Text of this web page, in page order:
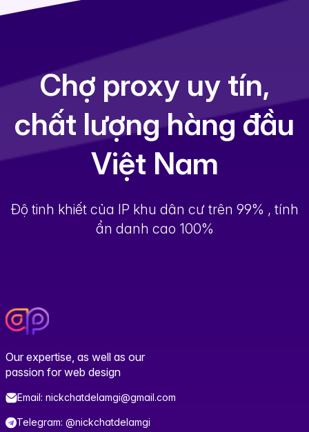
Chợ proxy uy tín,
chất lượng hàng đầu
Việt Nam
Độ tinh khiết của IP khu dân cư trên 99% , tính
ẩn danh cao 100%
Our expertise, as well as our
passion for web design
Email: nickchatdelamgi@gmail.com
Telegram: @nickchatdelamgi